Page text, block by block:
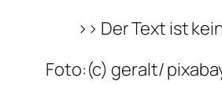
>> Der Text ist
Foto:(c) geralt/